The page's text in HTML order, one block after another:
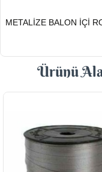
GÖNDERİ
Ürünü